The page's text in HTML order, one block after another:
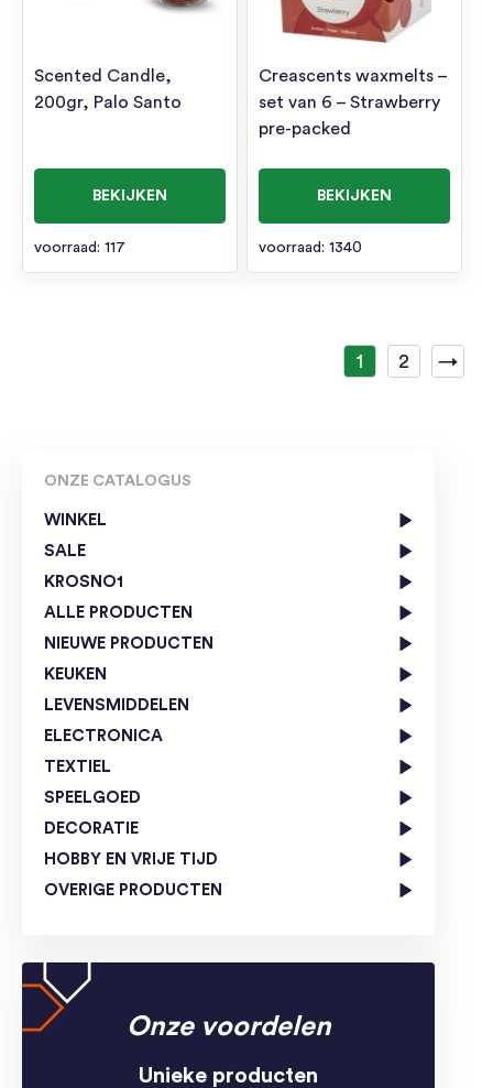
ONZE CATALOGUS
WINKEL
SALE
KROSNO1
ALLE PRODUCTEN
NIEUWE PRODUCTEN
KEUKEN
LEVENSMIDDELEN
ELECTRONICA
TEXTIEL
SPEELGOED
DECORATIE
HOBBY EN VRIJE TIJD
OVERIGE PRODUCTEN
Onze voordelen
Unieke producten
Scented Candle,
200gr, Palo Santo
BEKIJKEN
voorraad: 117
Creascents waxmelts –
set van 6 – Strawberry
pre-packed
BEKIJKEN
voorraad: 1340
1 2 →